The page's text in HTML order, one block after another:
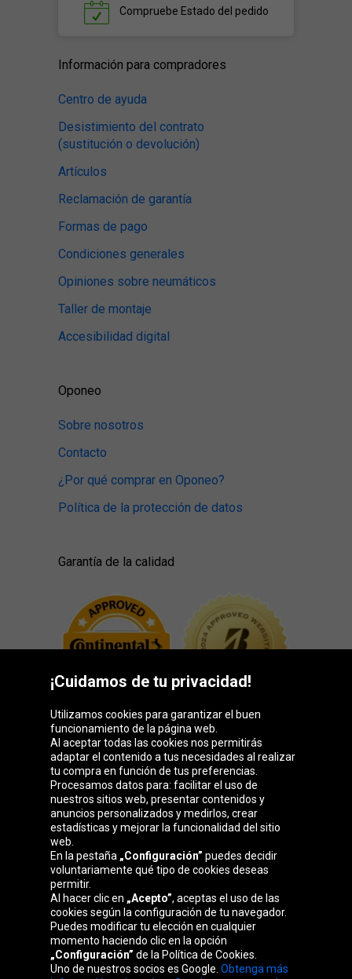
Compruebe Estado del pedido
Información para compradores
Centro de ayuda
Desistimiento del contrato
(sustitución o devolución)
Artículos
Reclamación de garantía
Formas de pago
Condiciones generales
Opiniones sobre neumáticos
Taller de montaje
Accesibilidad digital
Oponeo
Sobre nosotros
Contacto
¿Por qué comprar en Oponeo?
Política de la protección de datos
Garantía de la calidad
Grupo Oponeo
Belgique
republika
France Italia Magyarország Nederland
Österreich Polska Slovenská United
¡Cuidamos de tu privacidad!
Utilizamos cookies para garantizar el buen
funcionamiento de la página web.
Al aceptar todas las cookies nos permitirás
adaptar el contenido a tus necesidades al realizar
tu compra en función de tus preferencias.
Procesamos datos para: facilitar el uso de
nuestros sitios web, presentar contenidos y
anuncios personalizados y medirlos, crear
estadísticas y mejorar la funcionalidad del sitio
web.
En la pestaña „Configuración” puedes decidir
voluntariamente qué tipo de cookies deseas
permitir.
Al hacer clic en „Acepto”, aceptas el uso de las
cookies según la configuración de tu navegador.
Puedes modificar tu elección en cualquier
momento haciendo clic en la opción
„Configuración” de la Política de Cookies.
Uno de nuestros socios es Google. Obtenga más